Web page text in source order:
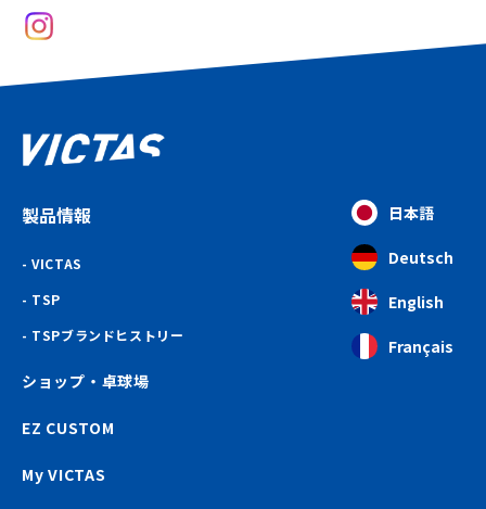
製品情報
VICTAS
TSP
TSPブランドヒストリー
ショップ・卓球場
EZ CUSTOM
My VICTAS
日本語
Deutsch
English
Français